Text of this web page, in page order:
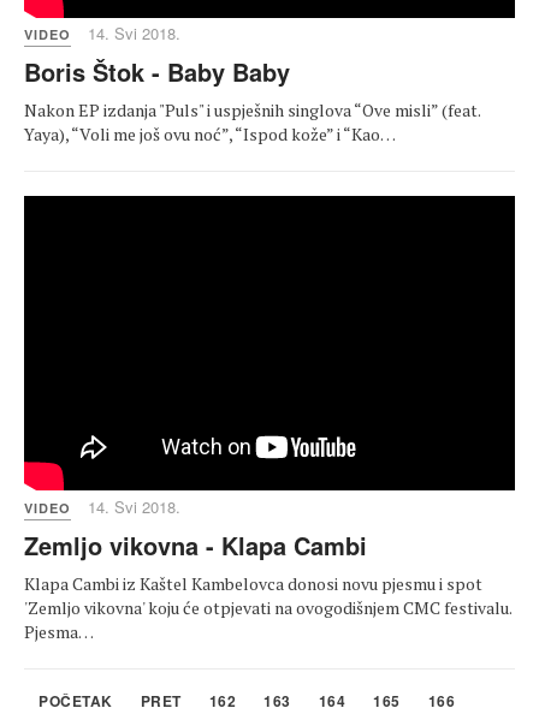
VIDEO 14. Svi 2018.
Boris Štok - Baby Baby
Nakon EP izdanja "Puls" i uspješnih singlova “Ove misli” (feat.
Yaya), “Voli me još ovu noć”, “Ispod kože” i “Kao…
VIDEO 14. Svi 2018.
Zemljo vikovna - Klapa Cambi
Klapa Cambi iz Kaštel Kambelovca donosi novu pjesmu i spot
'Zemljo vikovna' koju će otpjevati na ovogodišnjem CMC festivalu.
Pjesma…
POČETAK PRET 162 163 164 165
166